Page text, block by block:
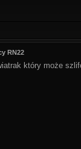
RN22
który może